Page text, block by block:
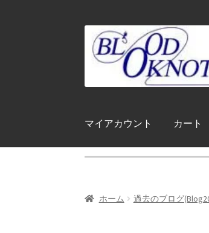
ビ
ン
プ
ン
ス
マイアカウント カート
ホーム 過去のブログ